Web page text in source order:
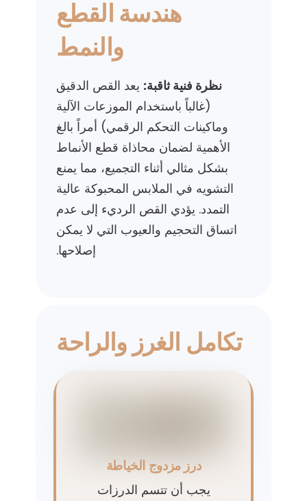
هندسة القطع
والنمط
نظرة فنية ثاقبة: يعد القص الدقيق
(غالباً باستخدام الموزعات الآلية
وماكينات التحكم الرقمي) أمراً بالغ
الأهمية لضمان محاذاة قطع الأنماط
بشكل مثالي أثناء التجميع، مما يمنع
التشويه في الملابس المحبوكة عالية
التمدد. يؤدي القص الرديء إلى عدم
اتساق التحجيم والعيوب التي لا يمكن
إصلاحها.
تكامل الغرز والراحة
درز مزدوج الخياطة
يجب أن تتسم الدرزات